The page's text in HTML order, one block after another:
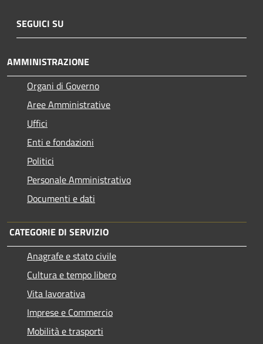
SEGUICI SU
AMMINISTRAZIONE
Organi di Governo
Aree Amministrative
Uffici
Enti e fondazioni
Politici
Personale Amministrativo
Documenti e dati
CATEGORIE DI SERVIZIO
Anagrafe e stato civile
Cultura e tempo libero
Vita lavorativa
Imprese e Commercio
Mobilità e trasporti